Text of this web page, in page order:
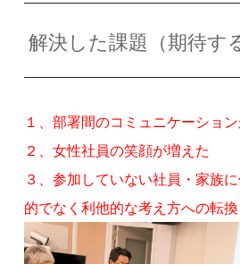
解決した課題（期待す
１、部署間のコミュニケーショ
２、女性社員の笑顔が増えた
３、参加していない社員・家族
的でなく利他的な考え方への転換